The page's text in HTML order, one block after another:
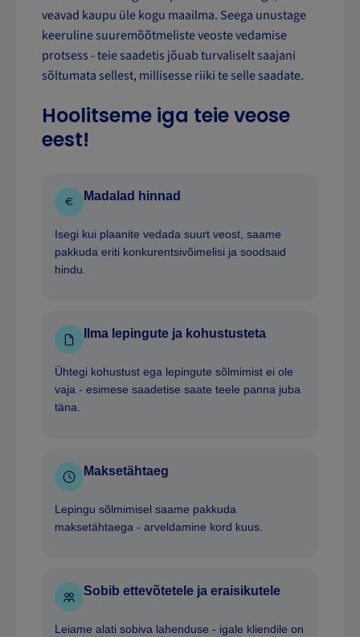
veavad kaupu üle kogu maailma. Seega unustage
keeruline suuremõõtmeliste veoste vedamise
protsess - teie saadetis jõuab turvaliselt saajani
sõltumata sellest, millisesse riiki te selle saadate.
Hoolitseme iga teie veose
eest!
Madalad hinnad
Isegi kui plaanite vedada suurt veost, saame
pakkuda eriti konkurentsivõimelisi ja soodsaid
hindu.
Ilma lepingute ja kohustusteta
Ühtegi kohustust ega lepingute sõlmimist ei ole
vaja - esimese saadetise saate teele panna juba
täna.
Maksetähtaeg
Lepingu sõlmimisel saame pakkuda
maksetähtaega - arveldamine kord kuus.
Sobib ettevõtetele ja eraisikutele
Leiame alati sobiva lahenduse - igale kliendile on